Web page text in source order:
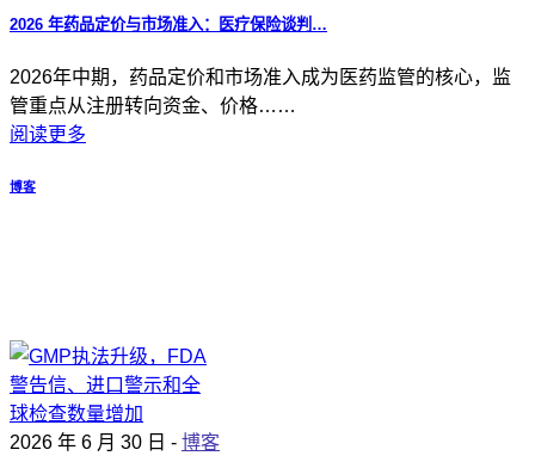
2026 年药品定价与市场准入：医疗保险谈判…
2026年中期，药品定价和市场准入成为医药监管的核心，监
管重点从注册转向资金、价格……
阅读更多
博客
2026 年 6 月 30 日 - 博客